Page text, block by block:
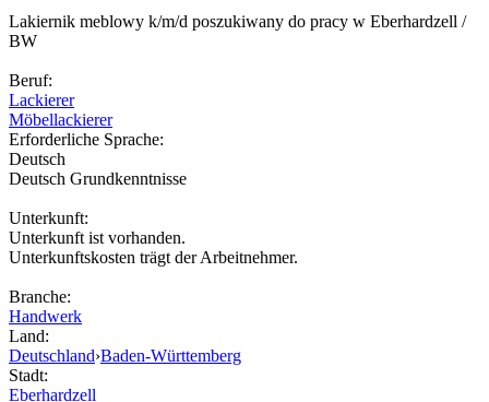
Lakiernik meblowy k/m/d poszukiwany do pracy w Eberhardzell /
BW
Beruf:
Lackierer
Möbellackierer
Erforderliche Sprache:
Deutsch
Deutsch Grundkenntnisse
Unterkunft:
Unterkunft ist vorhanden.
Unterkunftskosten trägt der Arbeitnehmer.
Branche:
Handwerk
Land:
Deutschland›Baden-Württemberg
Stadt:
Eberhardzell